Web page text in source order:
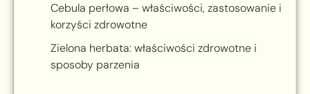
Cebula perłowa – właściwości, zastosowanie i
korzyści zdrowotne
Zielona herbata: właściwości zdrowotne i
sposoby parzenia